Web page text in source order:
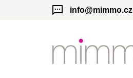
info@mimmo.cz